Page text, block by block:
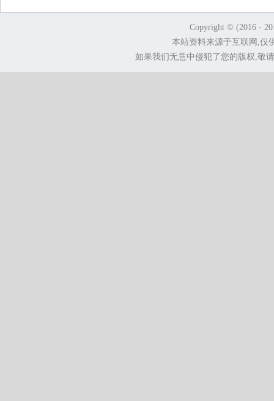
Copyright © (2016 -
本站资料来源于互联网,仅
如果我们无意中侵犯了您的版权,敬